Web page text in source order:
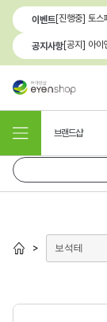
이벤트
공지사항
브랜드샵
> 보석테